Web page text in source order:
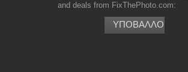
and deals from FixThePhoto.com